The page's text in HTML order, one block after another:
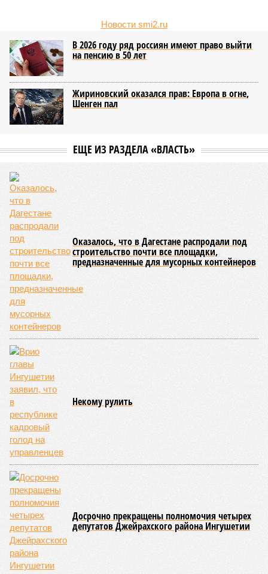
Новости smi2.ru
В 2026 году ряд россиян имеют право выйти
на пенсию в 50 лет
Жириновский оказался прав: Европа в огне,
Шенген пал
ЕЩЕ ИЗ РАЗДЕЛА «ВЛАСТЬ»
Оказалось, что в Дагестане распродали под
строительство почти все площадки,
предназначенные для мусорных контейнеров
Некому рулить
Досрочно прекращены полномочия четырех
депутатов Джейрахского района Ингушетии